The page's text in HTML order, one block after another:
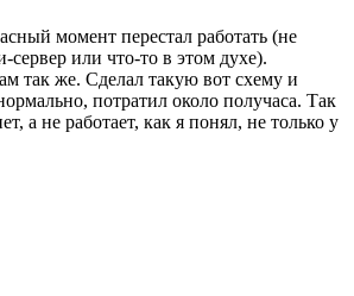
момент перестал работать (не
сервер или что-то в этом духе).
так же. Сделал такую вот схему и
потратил около получаса. Так
а не работает, как я понял, не только у